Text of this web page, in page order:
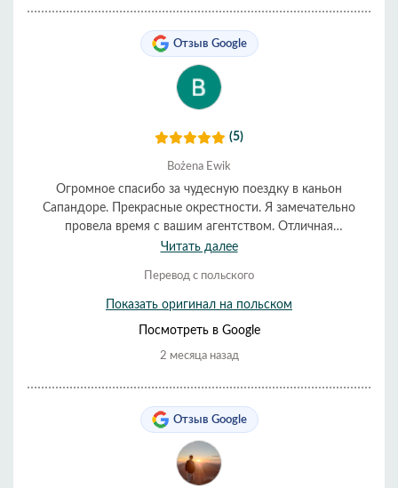
Отзыв Google
(5)
Bożena Ewik
Огромное спасибо за чудесную поездку в каньон
Сапандоре. Прекрасные окрестности. Я замечательно
провела время с вашим агентством. Отличная
организация, очень хороший гид, Мария, с невероятной
человеком. Водитель был очень хорош. Цена тоже была
лучше, чем у других. Я от всей души рекомендую. 😀😀😀
Читать далее
Перевод с польского
Показать оригинал на польском
Посмотреть в Google
2 месяца назад
Отзыв Google